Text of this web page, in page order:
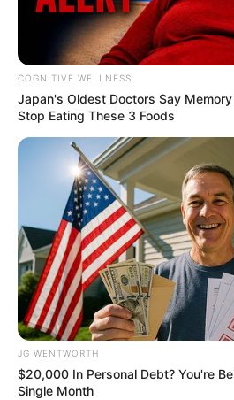
Guatemala Dental
GUATEMALA DENTAL
COGNITIVE WELLNESS
Japan's Oldest Doctors Say
Stop Eating These 3 Foods
JG WENTWORTH
$20,000 In Personal Debt? You're
Single Month